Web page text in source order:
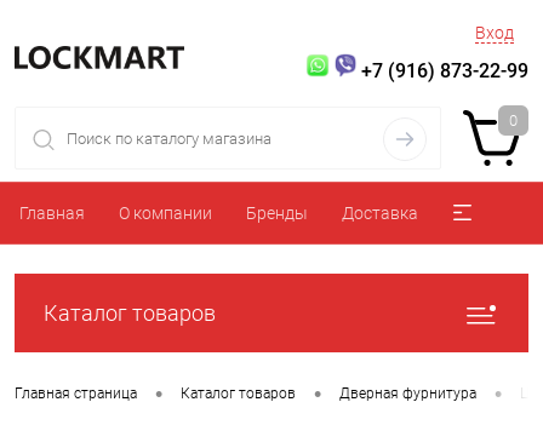
Вход
+7 (916) 873-22-99
0
Главная О компании Бренды Доставка
Каталог товаров
Главная страница • Каталог товаров • Дверная фурнитура •